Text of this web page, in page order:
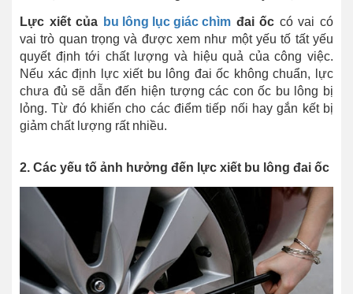
Lực xiết của bu lông lục giác chìmđai ốc có vai có
vai trò quan trọng và được xem như một yếu tố tất yếu
quyết định tới chất lượng và hiệu quả của công việc.
Nếu xác định lực xiết bu lông đai ốc không chuẩn, lực
chưa đủ sẽ dẫn đến hiện tượng các con ốc bu lông bị
lỏng. Từ đó khiến cho các điểm tiếp nối hay gắn kết bị
giảm chất lượng rất nhiều.
2. Các yếu tố ảnh hưởng đến lực xiết bu lông đai ốc